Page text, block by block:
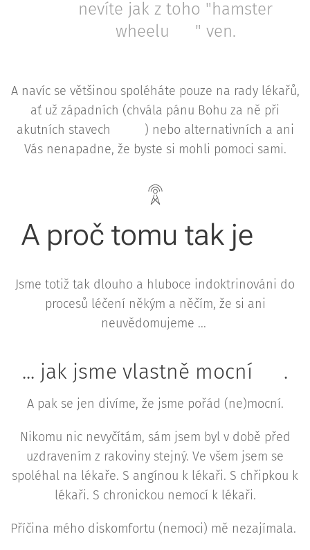
nevíte jak z toho "hamster
wheelu 🐀" ven.
A navíc se většinou spoléháte pouze na rady lékařů,
ať už západních (chvála pánu Bohu za ně při
akutních stavech 👨‍⚕️👩‍⚕️) nebo alternativních a ani
Vás nenapadne, že byste si mohli pomoci sami.
A proč tomu tak je❔️
Jsme totiž tak dlouho a hluboce indoktrinováni do
procesů léčení někým a něčím, že si ani
neuvědomujeme ...
... jak jsme vlastně mocní 👊.
A pak se jen divíme, že jsme pořád (ne)mocní.
Nikomu nic nevyčítám, sám jsem byl v době před
uzdravením z rakoviny stejný. Ve všem jsem se
spoléhal na lékaře. S angínou k lékaři. S chřipkou k
lékaři. S chronickou nemocí k lékaři.
Příčina mého diskomfortu (nemoci) mě nezajímala.